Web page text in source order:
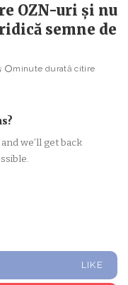
OZN-uri și nu
semne de
minute durată citire
and we’ll get back
LIKE